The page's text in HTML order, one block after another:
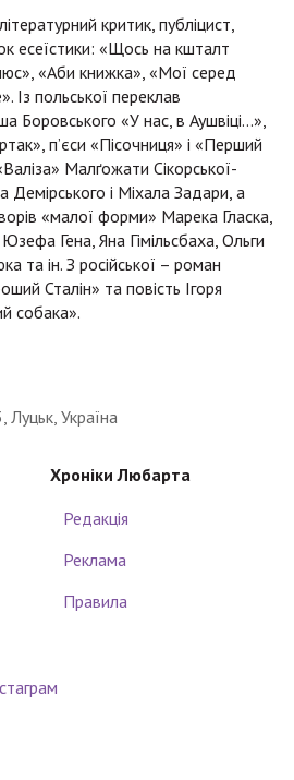
критик, публіцист,
есеїстики: «Щось на кшталт
«Аби книжка», «Мої серед
польської переклав
Боровського «У нас, в Аушвіці...»,
п’єси «Пісочниця» і «Перший
Малґожати Сікорської-
Демірського і Міхала Задари, а
«малої форми» Марека Гласка,
Гена, Яна Гімільсбаха, Ольги
та ін. З російської – роман
Сталін» та повість Ігоря
собака».
Луцьк, Україна
Хроніки Любарта
Редакція
Реклама
Правила